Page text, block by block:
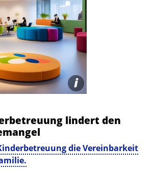
i
lindert den
die Vereinbarkeit